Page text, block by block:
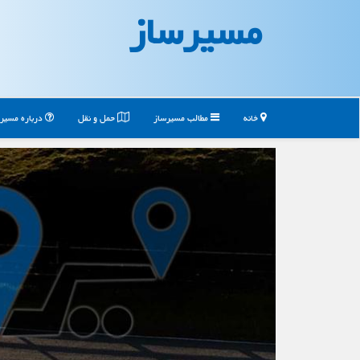
مسیرساز
خانه مطالب مسیرساز حمل و نقل درباره